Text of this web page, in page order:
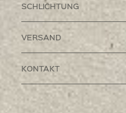
SCHLICHTUNG
VERSAND
KONTAKT